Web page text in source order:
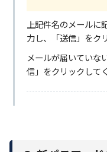
上記件名のメールに
力し、「送信」をク
メールが届いていな
信」をクリックして